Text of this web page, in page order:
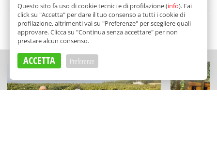
diAnnalisa Ciprì
SCELTO DA BALARM
Questo sito fa uso di cookie tecnici e di profilazione (info). Fai
click su "Accetta" per dare il tuo consenso a tutti i cookie di
profilazione, altrimenti vai su "Preferenze" per scegliere quali
approvare. Clicca su "Continua senza accettare" per non
prestare alcun consenso.
ACCETTA Preferenze